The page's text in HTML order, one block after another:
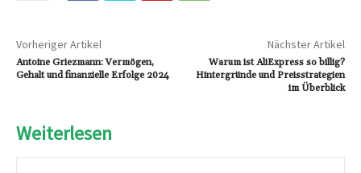
Vorheriger Artikel
Antoine Griezmann: Vermögen,
Gehalt und finanzielle Erfolge 2024
Nächster Artikel
Warum ist AliExpress so billig?
Hintergründe und Preisstrategien
im Überblick
Weiterlesen